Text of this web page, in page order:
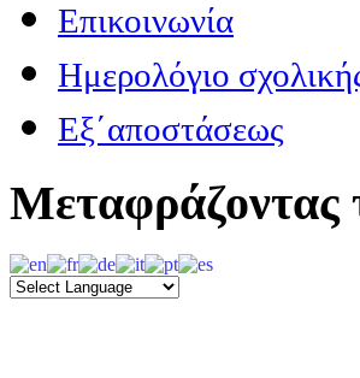
Επικοινωνία
Ημερολόγιο
Εξ΄αποστάσεως
Μεταφράζοντας